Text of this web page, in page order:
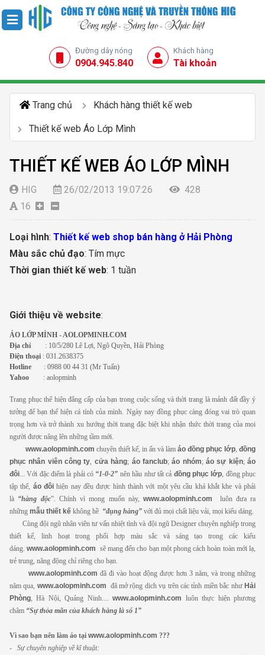
Đường dây nóng
0904.945.840
Khách hàng
Tài khoản
Trang chủ Khách hàng thiết kế web
Thiết kế web Áo Lớp Mình
THIẾT KẾ WEB ÁO LỚP MÌNH
HIG 26/02/2013 19:07:26
428
16
Loại hình: Thiết kế web shop bán hàng ở Hải Phòng
Màu sắc chủ đạo: Tím mực
Thời gian thiết kế web: 1 tuần
Giới thiệu về website:
ÁO LỚP MÌNH - AOLOPMINH.COM
Địa chỉ : 10/5/280 Lê Lợi, Ngô Quyền, Hải Phòng
Điện thoại : 031.2638375
Hotline : 0988 00 44 31 (Mr Tuấn)
Yahoo : aolopminh
Trang phục thể hiện đẳng cấp của bạn trong cuộc sống và thời trang là mảnh đất đầy ý
tưởng để bạn thể hiện cá tính của mình. Ngày nay đồng phục càng đóng vai trò quan
trọng hơn và trở thành xu hướng thời trang đặc biệt khi nhận thức thời trang của mọi
người được nâng lên những tầm mới.
www.aolopminh.com chuyên thiết kế, in ấn và làm áo đồng phục lớp, đồng
phục nhân viên công ty, cửa hàng; áo fanclub;áo nhóm; áo sự kiện;áo
đôi... Với đặc điểm là phải có “1-0-2” nên hầu như tất cả đồng phục lớp, đồng phục
tập thể, áo đôi hiện nay đều được hình thành với một yêu cầu khá khắt khe và phải
là “hàng độc”. Chính vì mong muốn này, www.aolopminh.com luôn đưa ra
những mẫu thiết kế không hề “đụng hàng” với đủ mọi chất liệu vải, mọi kiểu dáng.
Cùng đội ngũ nhân viên tư vấn nhiệt tình và đội ngũ Designer chuyên nghiệp trong
thiết kế, linh hoạt trong phối hợp màu sắc và sáng tạo trong các kiểu
dáng.www.aolopminh.com sẽ mang đến cho bạn một phong cách hoàn toàn mới lạ,
trẻ trung, năng động chỉ riêng cho bạn.
www.aolopminh.com đã đi vào hoạt động được hơn 3 năm, và trong những
năm qua, www.aolopminh.com đã mở rộng dich vụ trên các tỉnh miền bắc như Hải
Phòng, Hà Nội, Quảng Ninh....www.aolopminh.com luôn thực hiện phương
châm “Sự thỏa mãn của khách hàng là số 1”
Vì sao bạn nên làm áo tại www.aolopminh.com ???
- Sự chuyên nghiệp về kĩ thuật: